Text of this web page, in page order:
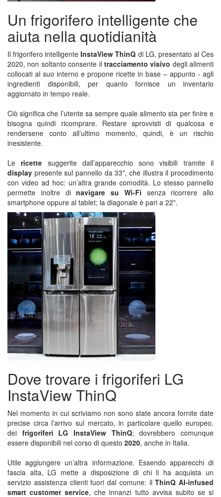
Un frigorifero intelligente che
aiuta nella quotidianità
Il frigorifero intelligenteInstaView ThinQ di LG, presentato al Ces
2020, non soltanto consente il tracciamento visivo degli alimenti
collocati al suo interno e propone ricette in base – appunto - agli
ingredienti disponibili, per quanto fornisce un inventario
aggiornato in tempo reale.
Ciò significa che l’utente sa sempre quale alimento sta per finire e
bisogna quindi ricomprare. Restare sprovvisti di qualcosa e
rendersene conto all’ultimo momento, quindi, è un rischio
inesistente.
Lericette suggerite dall’apparecchio sono visibili tramite il
display presente sul pannello da 33", che illustra il procedimento
con video ad hoc: un’altra grande comodità. Lo stesso pannello
permette inoltre dinavigare su Wi-Fi senza ricorrere allo
smartphone oppure al tablet; la diagonale è pari a 22".
Dove trovare i frigoriferi LG
InstaView ThinQ
Nel momento in cui scriviamo non sono state ancora fornite date
precise circa l’arrivo sul mercato, in particolare quello europeo,
dei frigoriferi LG InstaView ThinQ; dovrebbero comunque
essere disponibili nel corso di questo 2020, anche in Italia.
Utile aggiungere un’altra informazione. Essendo apparecchi di
fascia alta, LG mette a disposizione di chi li ha acquista un
servizio assistenza clienti fuori dal comune: ilThinQ AI-infused
smart customer service, che innanzi tutto avvisa subito se si